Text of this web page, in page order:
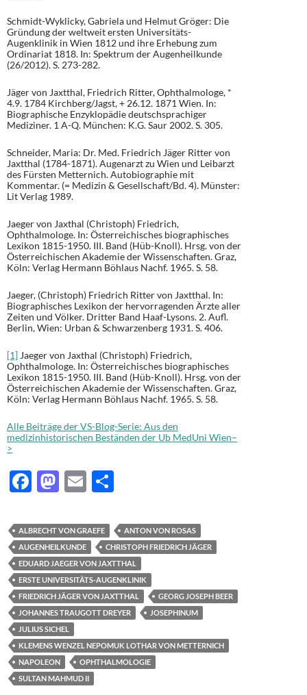
Schmidt-Wyklicky, Gabriela und Helmut Gröger: Die
Gründung der weltweit ersten Universitäts-
Augenklinik in Wien 1812 und ihre Erhebung zum
Ordinariat 1818. In: Spektrum der Augenheilkunde
(26/2012). S. 273-282.
Jäger von Jaxtthal, Friedrich Ritter, Ophthalmologe, *
4.9. 1784 Kirchberg/Jagst, + 26.12. 1871 Wien. In:
Biographische Enzyklopädie deutschsprachiger
Mediziner. 1 A-Q. München: K.G. Saur 2002. S. 305.
Schneider, Maria: Dr. Med. Friedrich Jäger Ritter von
Jaxtthal (1784-1871). Augenarzt zu Wien und Leibarzt
des Fürsten Metternich. Autobiographie mit
Kommentar. (= Medizin & Gesellschaft/Bd. 4). Münster:
Lit Verlag 1989.
Jaeger von Jaxthal (Christoph) Friedrich,
Ophthalmologe. In: Österreichisches biographisches
Lexikon 1815-1950. III. Band (Hüb-Knoll). Hrsg. von der
Österreichischen Akademie der Wissenschaften. Graz,
Köln: Verlag Hermann Böhlaus Nachf. 1965. S. 58.
Jaeger, (Christoph) Friedrich Ritter von Jaxtthal. In:
Biographisches Lexikon der hervorragenden Ärzte aller
Zeiten und Völker. Dritter Band Haaf-Lysons. 2. Aufl.
Berlin, Wien: Urban & Schwarzenberg 1931. S. 406.
[1] Jaeger von Jaxthal (Christoph) Friedrich,
Ophthalmologe. In: Österreichisches biographisches
Lexikon 1815-1950. III. Band (Hüb-Knoll). Hrsg. von der
Österreichischen Akademie der Wissenschaften. Graz,
Köln: Verlag Hermann Böhlaus Nachf. 1965. S. 58.
Alle Beiträge der VS-Blog-Serie: Aus den
medizinhistorischen Beständen der Ub MedUni Wien–
>
F
e
b
o
o
k
M
to
d
o
n
E
ail le
n
ALBRECHT VON GRAEFE
ANTON VON ROSAS
AUGENHEILKUNDE
CHRISTOPH FRIEDRICH JÄGER
EDUARD JAEGER VON JAXTTHAL
ERSTE UNIVERSITÄTS-AUGENKLINIK
FRIEDRICH JÄGER VON JAXTTHAL
GEORG JOSEPH BEER
JOHANNES TRAUGOTT DREYER
JOSEPHINUM
JULIUS SICHEL
KLEMENS WENZEL NEPOMUK LOTHAR VON METTERNICH
NAPOLEON
OPHTHALMOLOGIE
SULTAN MAHMUD II